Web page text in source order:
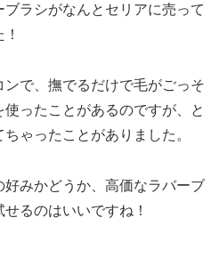
ラシがなんとセリアに売って
ンで、撫でるだけで毛がごっそ
ったことがあるのですが、と
ゃったことがありました。
みかどうか、高価なラバーブ
るのはいいですね！